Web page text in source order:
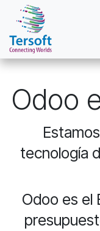
Ir al contenido
Odoo
tecnología
Odoo es el